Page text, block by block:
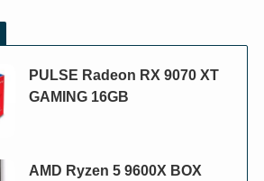
PULSE Radeon RX 9070 XT
GAMING 16GB
AMD Ryzen 5 9600X BOX